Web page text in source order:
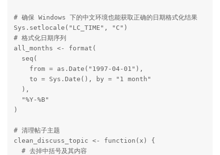
# 确保 Windows 下的中文环境也能获取正确的日期格式化结果
Sys.setlocale("LC_TIME", "C")
# 格式化日期序列
all_months <- format(
  seq(
    from = as.Date("1997-04-01"),
    to = Sys.Date(), by = "1 month"
  ),
  "%Y-%B"
)
# 清理帖子主题
clean_discuss_topic <- function(x) {
  # 去掉中括号及其内容